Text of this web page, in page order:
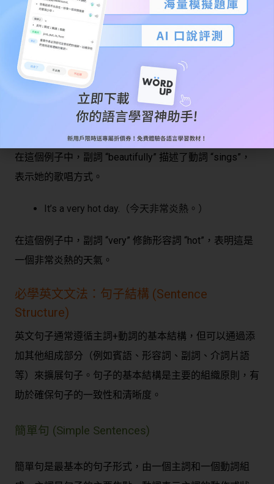
舉例來說：
He runs quickly.（他跑得快。）
在這個例子中，副詞 “quickly” 描述了動詞 “runs”，表明
他的跑步速度。
She sings beautifully.（她唱得美妙。）
在這個例子中，副詞 “beautifully” 描述了動詞 “sings”，
表示她的歌唱方式。
It’s a very hot day.（今天非常炎熱。）
在這個例子中，副詞 “very” 修飾形容詞 “hot”，表明這是
一個非常炎熱的天氣。
必學英文文法：句子結構 (Sentence
Structure)
英文句子通常遵循主詞+動詞的基本結構，但可以通過添
加其他組成部分（例如賓語、形容詞、副詞、介詞片語
等）來擴展句子。句子的基本結構是主要的組織原則，有
助於確保句子的一致性和清晰度。
簡單句 (Simple Sentences)
簡單句是最基本的句子形式，由一個主詞和一個動詞組